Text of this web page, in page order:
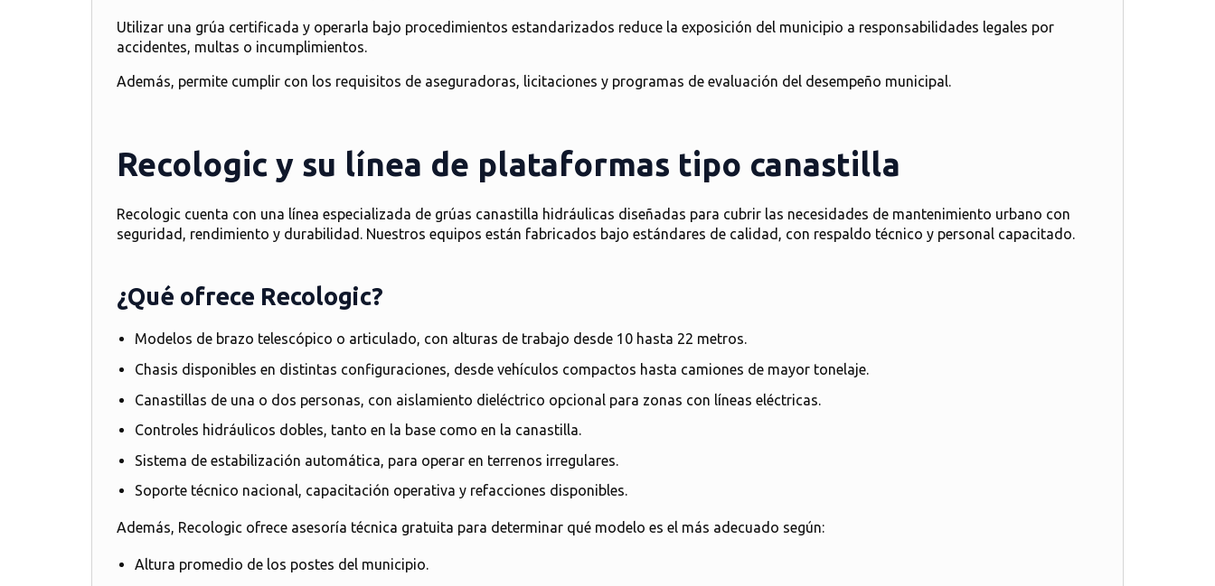
Utilizar una grúa certificada y operarla bajo procedimientos estandarizados reduce la exposición del municipio a responsabilidades legales por
accidentes, multas o incumplimientos.
Además, permite cumplir con los requisitos de aseguradoras, licitaciones y programas de evaluación del desempeño municipal.
Recologic y su línea de plataformas tipo canastilla
Recologic cuenta con una línea especializada de grúas canastilla hidráulicas diseñadas para cubrir las necesidades de mantenimiento urbano con
seguridad, rendimiento y durabilidad. Nuestros equipos están fabricados bajo estándares de calidad, con respaldo técnico y personal capacitado.
¿Qué ofrece Recologic?
Modelos de brazo telescópico o articulado, con alturas de trabajo desde 10 hasta 22 metros.
Chasis disponibles en distintas configuraciones, desde vehículos compactos hasta camiones de mayor tonelaje.
Canastillas de una o dos personas, con aislamiento dieléctrico opcional para zonas con líneas eléctricas.
Controles hidráulicos dobles, tanto en la base como en la canastilla.
Sistema de estabilización automática, para operar en terrenos irregulares.
Soporte técnico nacional, capacitación operativa y refacciones disponibles.
Además, Recologic ofrece asesoría técnica gratuita para determinar qué modelo es el más adecuado según:
Altura promedio de los postes del municipio.